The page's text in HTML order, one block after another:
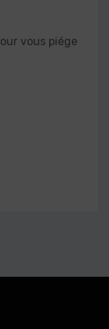
vous piége